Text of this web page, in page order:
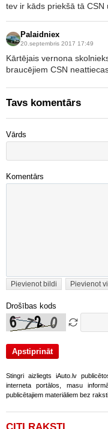
tev ir kāds priekšā tā
Palaidniex
20.septembris 2017 17:49
Kārtējais vernona
braucējiem CSN
Tavs komentārs
Vārds
Komentārs
Pievienot bildi Pievienot
Drošības kods
Stingri aizliegts iAuto.lv
interneta portālos, masu
publicētajiem materiāliem bez